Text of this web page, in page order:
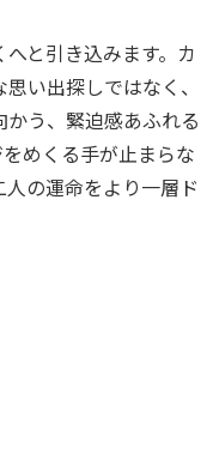
と引き込みます。カ
い出探しではなく、
う、緊迫感あふれる
めくる手が止まらな
の運命をより一層ド